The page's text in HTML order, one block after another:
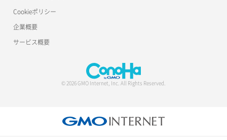
Cookieポリシー
企業概要
サービス概要
© 2026 GMO Internet, Inc. All Rights Reserved.